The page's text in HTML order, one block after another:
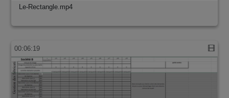
Le-Rectangle.mp4
00:06:19